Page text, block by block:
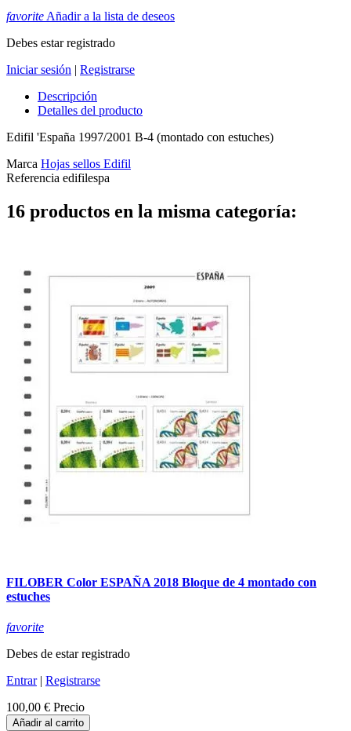
favorite Añadir a la lista de deseos
Debes estar registrado
Iniciar sesión | Registrarse
Descripción
Detalles del producto
Edifil 'España 1997/2001 B-4 (montado con estuches)
Marca Hojas sellos Edifil
Referencia edifilespa
16 productos en la misma categoría:
FILOBER Color ESPAÑA 2018 Bloque de 4 montado con
estuches
favorite
Debes de estar registrado
Entrar| Registrarse
100,00 € Precio
Añadir al carrito